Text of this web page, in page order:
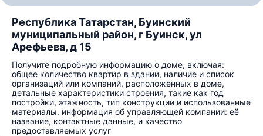
Республика Татарстан, Буинский
муниципальный район, г Буинск, ул
Арефьева, д 15
Получите подробную информацию о доме, включая:
общее количество квартир в здании, наличие и список
организаций или компаний, расположенных в доме,
детальные характеристики строения, такие как год
постройки, этажность, тип конструкции и использованные
материалы, информация об управляющей компании: её
название, контактные данные, и качество
предоставляемых услуг